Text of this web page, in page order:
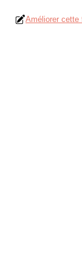
Améliorer cette